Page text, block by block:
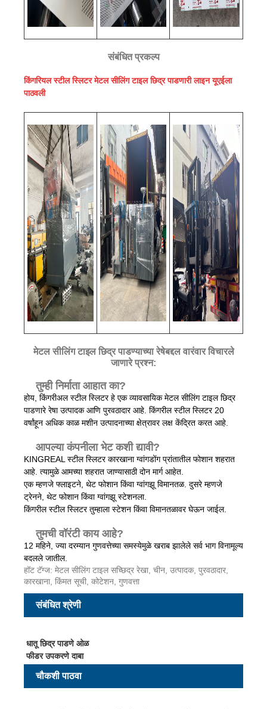
संबंधित प्रकल्प
किंगरियल स्टील स्लिटर मेटल सीलिंग टाइल छिद्र पाडणारी लाइन यूएईला
पाठवली
मेटल सीलिंग टाइल छिद्र पाडण्याच्या रेषेबद्दल वारंवार विचारले
जाणारे प्रश्न:
तुम्ही निर्माता आहात का?
होय, किंगरीअल स्टील स्लिटर हे एक व्यावसायिक मेटल सीलिंग टाइल छिद्र
पाडणारे रेषा उत्पादक आणि पुरवठादार आहे. किंगरील स्टील स्लिटर 20
वर्षांहून अधिक काळ मशीन उत्पादनाच्या क्षेत्रावर लक्ष केंद्रित करत आहे.
आपल्या कंपनीला भेट कशी द्यावी?
KINGREAL स्टील स्लिटर कारखाना ग्वांगडोंग प्रांतातील फोशान शहरात
आहे. त्यामुळे आमच्या शहरात जाण्यासाठी दोन मार्ग आहेत.
एक म्हणजे फ्लाइटने, थेट फोशान किंवा ग्वांगझू विमानतळ. दुसरे म्हणजे
ट्रेनने, थेट फोशान किंवा ग्वांगझू स्टेशनला.
किंगरील स्टील स्लिटर तुम्हाला स्टेशन किंवा विमानतळावर घेऊन जाईल.
तुमची वॉरंटी काय आहे?
12 महिने, ज्या दरम्यान गुणवत्तेच्या समस्येमुळे खराब झालेले सर्व भाग विनामूल्य
बदलले जातील.
हॉट टॅग्ज: मेटल सीलिंग टाइल सच्छिद्र रेखा, चीन, उत्पादक, पुरवठादार,
कारखाना, किंमत सूची, कोटेशन, गुणवत्ता
संबंधित श्रेणी
धातू छिद्र पाडणे ओळ
फीडर उपकरणे दाबा
चौकशी पाठवा